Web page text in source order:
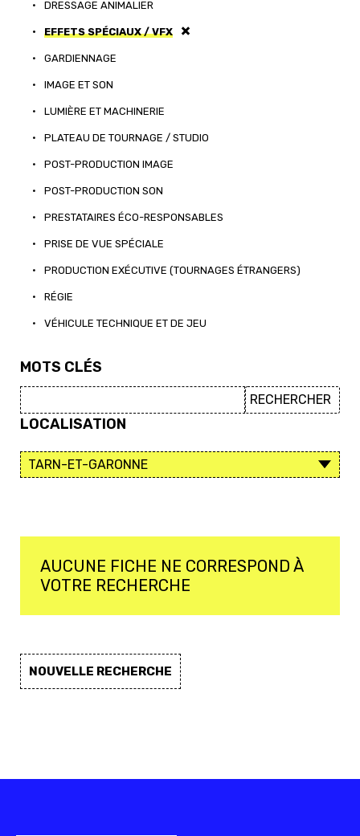
• DRESSAGE ANIMALIER
• EFFETS SPÉCIAUX / VFX
• GARDIENNAGE
• IMAGE ET SON
• LUMIÈRE ET MACHINERIE
• PLATEAU DE TOURNAGE / STUDIO
• POST-PRODUCTION IMAGE
• POST-PRODUCTION SON
• PRESTATAIRES ÉCO-RESPONSABLES
• PRISE DE VUE SPÉCIALE
• PRODUCTION EXÉCUTIVE (TOURNAGES ÉTRANGERS)
• RÉGIE
• VÉHICULE TECHNIQUE ET DE JEU
MOTS CLÉS
LOCALISATION
AUCUNE FICHE NE CORRESPOND À
VOTRE RECHERCHE
NOUVELLE RECHERCHE